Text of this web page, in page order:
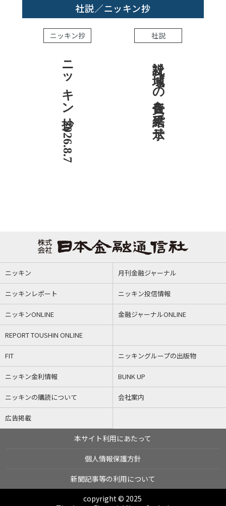
社説／ニッキン抄
ニッキン抄
ニッキン抄 2026.8.7
社説
社説 地域への責任を結果で示せ
ニッキン 月刊金融ジャーナル
ニッキンレポート ニッキン投信情報
ニッキンONLINE 金融ジャーナルONLINE
REPORT TOUSHIN ONLINE
FIT ニッキングループの出版物
ニッキン金利情報 BUNK UP
ニッキンの購読について 会社案内
広告掲載
本サイト利用にあたって
個人情報保護方針
新聞記事等の利用について
copyright © 2025